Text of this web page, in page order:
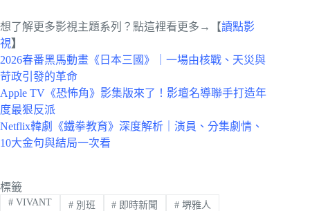
想了解更多影視主題系列？點這裡看更多→【讀點影
視】
2026春番黑馬動畫《日本三國》｜一場由核戰、天災與
苛政引發的革命
Apple TV《恐怖角》影集版來了！影壇名導聯手打造年
度最狠反派
Netflix韓劇《鐵拳教育》深度解析｜演員、分集劇情、
10大金句與結局一次看
標籤
#VIVANT #別班 # 即時新聞 # 堺雅人